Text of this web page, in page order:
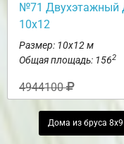
№71 Двухэтажный
10х12
Размер: 10х12 м
Общая площадь: 1562
4944100
Дома из бруса 8х9